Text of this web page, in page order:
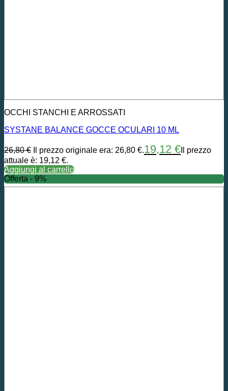
OCCHI STANCHI E ARROSSATI
SYSTANE BALANCE GOCCE OCULARI 10 ML
26,80€ Il prezzo originale era: 26,80 €.19,12 € Il prezzo
attuale è: 19,12 €.
Aggiungi al carrello
Offerta - 9%